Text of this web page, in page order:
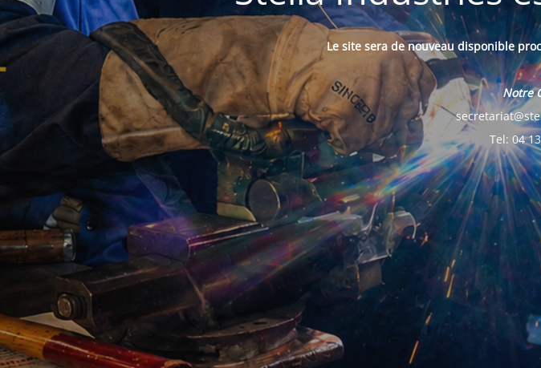
Le site sera de nouveau disponible
Notre
Tel: 04